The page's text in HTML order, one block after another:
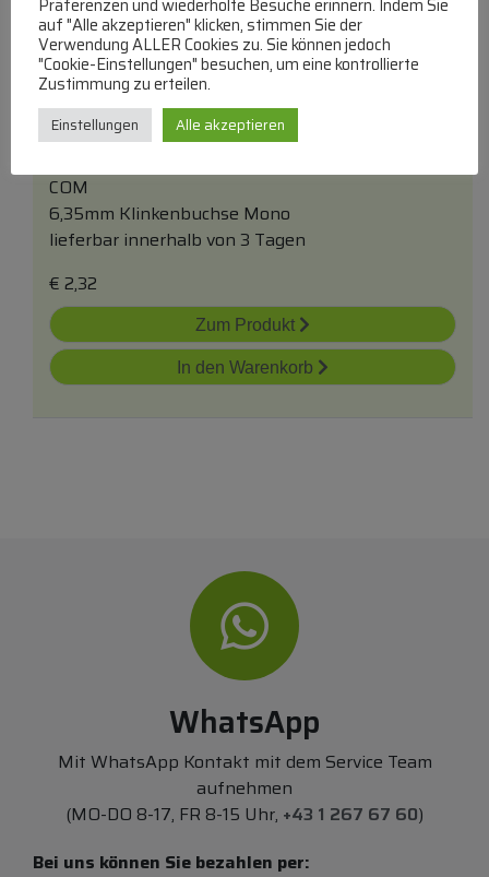
COM
6,35mm Klinkenbuchse Mono
lieferbar innerhalb von 3 Tagen
€ 2,32
Zum Produkt
In den Warenkorb
WhatsApp
Mit WhatsApp Kontakt mit dem Service Team
aufnehmen
(MO-DO 8-17, FR 8-15 Uhr, +43 1 267 67 60)
Bei uns können Sie bezahlen per:
auf "Alle akzeptieren" klicken, stimmen Sie der
Verwendung ALLER Cookies zu. Sie können jedoch
"Cookie-Einstellungen" besuchen, um eine kontrollierte
Zustimmung zu erteilen.
Einstellungen Alle akzeptieren